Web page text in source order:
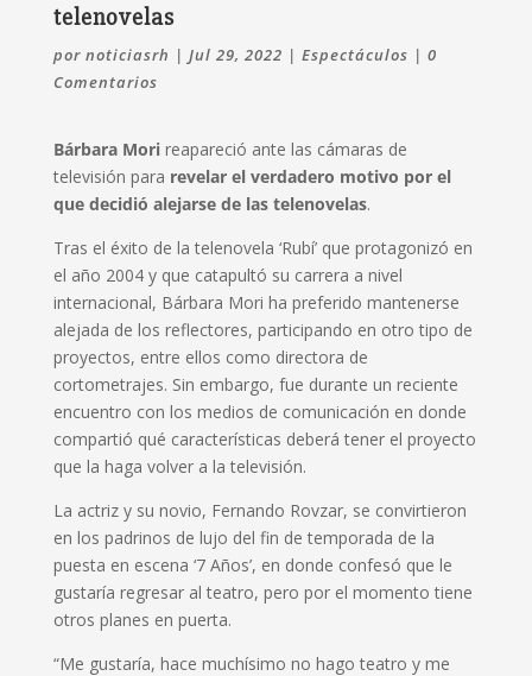
telenovelas
por noticiasrh | Jul 29, 2022 | Espectáculos | 0
Comentarios
Bárbara Morireapareció ante las cámaras de
televisión para revelar el verdadero motivo por el
que decidió alejarse de las telenovelas.
Tras el éxito de la telenovela ‘Rubí’ que protagonizó en
el año 2004 y que catapultó su carrera a nivel
internacional, Bárbara Mori ha preferido mantenerse
alejada de los reflectores, participando en otro tipo de
proyectos, entre ellos como directora de
cortometrajes. Sin embargo, fue durante un reciente
encuentro con los medios de comunicación en donde
compartió qué características deberá tener el proyecto
que la haga volver a la televisión.
La actriz y su novio, Fernando Rovzar, se convirtieron
en los padrinos de lujo del fin de temporada de la
puesta en escena ‘7 Años’, en donde confesó que le
gustaría regresar al teatro, pero por el momento tiene
otros planes en puerta.
“Me gustaría, hace muchísimo no hago teatro y me